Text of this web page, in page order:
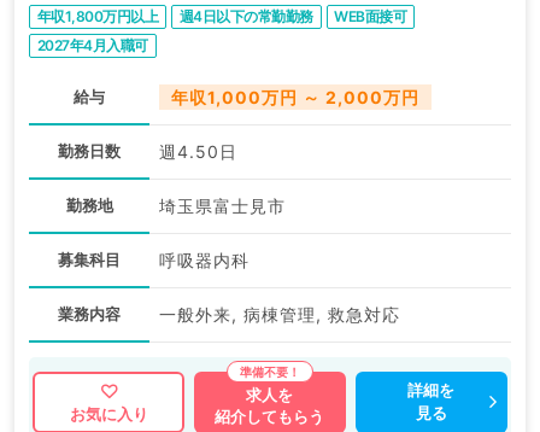
年収1,800万円以上 週4日以下の常勤勤務
WEB面接可
2027年4月入職可
給与 年収1,000万円 ～ 2,000万円
勤務日数 週4.50日
勤務地 埼玉県富士見市
募集科目 呼吸器内科
業務内容 一般外来, 病棟管理, 救急対応
お気に入り
求人を
紹介してもらう
詳細を
見る